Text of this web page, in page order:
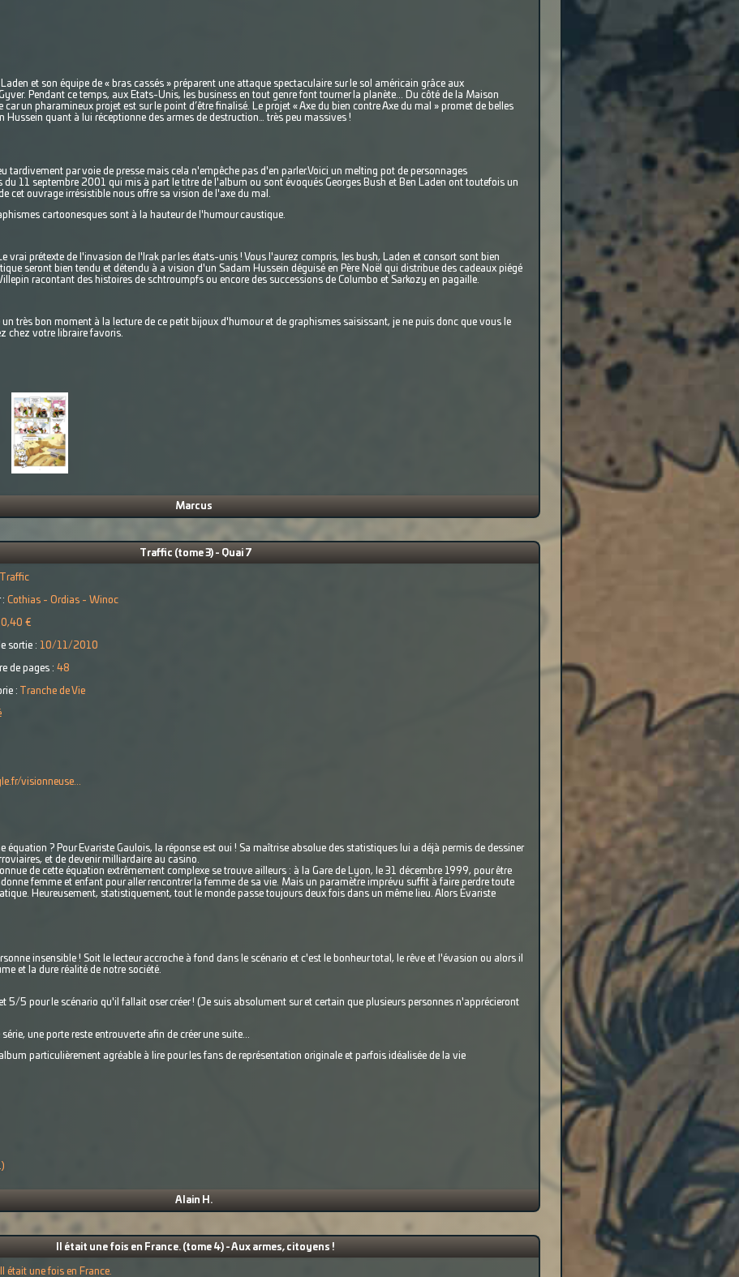
et son équipe de « bras cassés » préparent une attaque spectaculaire sur le sol américain grâce aux
Pendant ce temps, aux Etats-Unis, les business en tout genre font tourner la planète... Du côté de la Maison
car un pharamineux projet est sur le point d’être finalisé. Le projet « Axe du bien contre Axe du mal » promet de belles
Hussein quant à lui réceptionne des armes de destruction… très peu massives !
tardivement par voie de presse mais cela n'empêche pas d'en parler.Voici un melting pot de personnages
du 11 septembre 2001 qui mis à part le titre de l'album ou sont évoqués Georges Bush et Ben Laden ont toutefois un
cet ouvrage irrésistible nous offre sa vision de l'axe du mal.
cartoonesques sont à la hauteur de l'humour caustique.
vrai prétexte de l'invasion de l'Irak par les états-unis ! Vous l'aurez compris, les bush, Laden et consort sont bien
seront bien tendu et détendu à a vision d'un Sadam Hussein déguisé en Père Noël qui distribue des cadeaux piégé
racontant des histoires de schtroumpfs ou encore des successions de Columbo et Sarkozy en pagaille.
très bon moment à la lecture de ce petit bijoux d'humour et de graphismes saisissant, je ne puis donc que vous le
chez votre libraire favoris.
Marcus
Traffic (tome 3) - Quai 7
Traffic
: Cothias - Ordias - Winoc
€
sortie : 10/11/2010
de pages : 48
: Tranche de Vie
visionneuse...
équation ? Pour Evariste Gaulois, la réponse est oui ! Sa maîtrise absolue des statistiques lui a déjà permis de dessiner
et de devenir milliardaire au casino.
de cette équation extrêmement complexe se trouve ailleurs : à la Gare de Lyon, le 31 décembre 1999, pour être
femme et enfant pour aller rencontrer la femme de sa vie. Mais un paramètre imprévu suffit à faire perdre toute
Heureusement, statistiquement, tout le monde passe toujours deux fois dans un même lieu. Alors Evariste
insensible ! Soit le lecteur accroche à fond dans le scénario et c'est le bonheur total, le rêve et l'évasion ou alors il
et la dure réalité de notre société.
5/5 pour le scénario qu'il fallait oser créer ! (Je suis absolument sur et certain que plusieurs personnes n'apprécieront
une porte reste entrouverte afin de créer une suite...
particulièrement agréable à lire pour les fans de représentation originale et parfois idéalisée de la vie
Alain H.
Il était une fois en France. (tome 4) - Aux armes, citoyens !
Il était une fois en France.